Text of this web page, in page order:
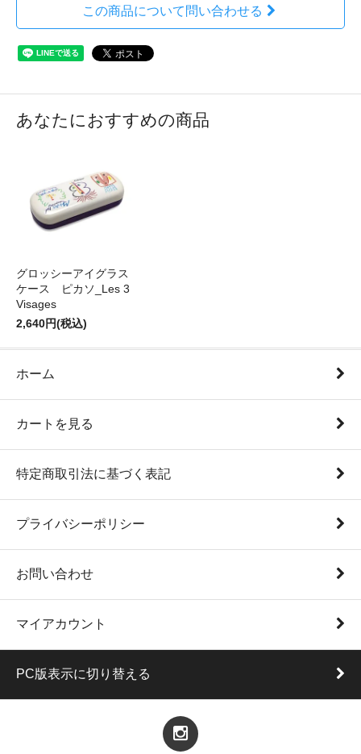
この商品について問い合わせる
あなたにおすすめの商品
グロッシーアイグラス
ケース ピカソ_Les 3
Visages
2,640円(税込)
ホーム
カートを見る
特定商取引法に基づく表記
プライバシーポリシー
お問い合わせ
マイアカウント
PC版表示に切り替える